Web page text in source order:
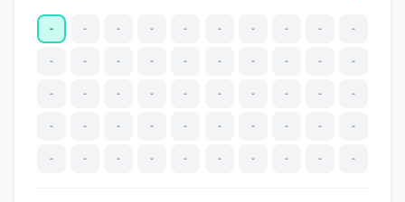
- - - - - - - - - -
- - - - - - - - - -
- - - - - - - - - -
- - - - - - - - - -
- - - - - - - - - -